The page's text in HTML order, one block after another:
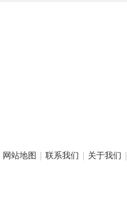
网站地图 | 联系我们 | 关于我们 |